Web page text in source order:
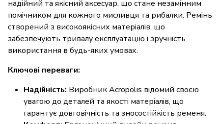
надійний та якісний аксесуар, що стане незамінним
помічником для кожного мисливця та рибалки. Ремінь
створений з високоякісних матеріалів, що
забезпечують тривалу експлуатацію і зручність
використання в будь-яких умовах.
Ключові переваги:
Надійність: Виробник Acropolis відомий своєю
увагою до деталей та якості матеріалів, що
гарантує довговічність та зносостійкість ременя.